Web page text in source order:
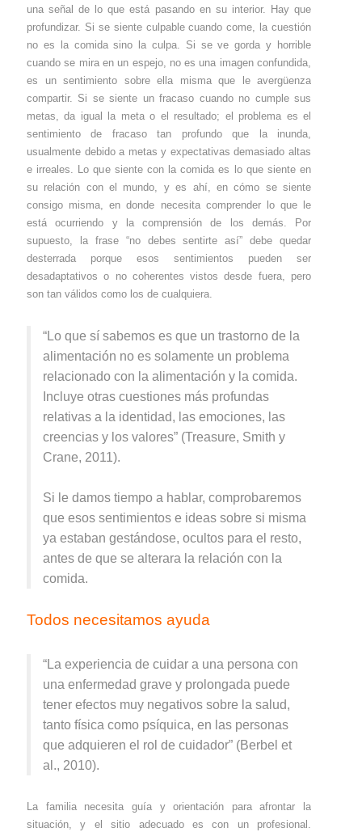
una señal de lo que está pasando en su interior. Hay que
profundizar. Si se siente culpable cuando come, la cuestión
no es la comida sino la culpa. Si se ve gorda y horrible
cuando se mira en un espejo, no es una imagen confundida,
es un sentimiento sobre ella misma que le avergüenza
compartir. Si se siente un fracaso cuando no cumple sus
metas, da igual la meta o el resultado; el problema es el
sentimiento de fracaso tan profundo que la inunda,
usualmente debido a metas y expectativas demasiado altas
e irreales. Lo que siente con la comida es lo que siente en
su relación con el mundo, y es ahí, en cómo se siente
consigo misma, en donde necesita comprender lo que le
está ocurriendo y la comprensión de los demás. Por
supuesto, la frase “no debes sentirte así” debe quedar
desterrada porque esos sentimientos pueden ser
desadaptativos o no coherentes vistos desde fuera, pero
son tan válidos como los de cualquiera.
“Lo que sí sabemos es que un trastorno de la
alimentación no es solamente un problema
relacionado con la alimentación y la comida.
Incluye otras cuestiones más profundas
relativas a la identidad, las emociones, las
creencias y los valores” (Treasure, Smith y
Crane, 2011).
Si le damos tiempo a hablar, comprobaremos
que esos sentimientos e ideas sobre si misma
ya estaban gestándose, ocultos para el resto,
antes de que se alterara la relación con la
comida.
Todos necesitamos ayuda
“La experiencia de cuidar a una persona con
una enfermedad grave y prolongada puede
tener efectos muy negativos sobre la salud,
tanto física como psíquica, en las personas
que adquieren el rol de cuidador” (Berbel et
al., 2010).
La familia necesita guía y orientación para afrontar la
situación, y el sitio adecuado es con un profesional.